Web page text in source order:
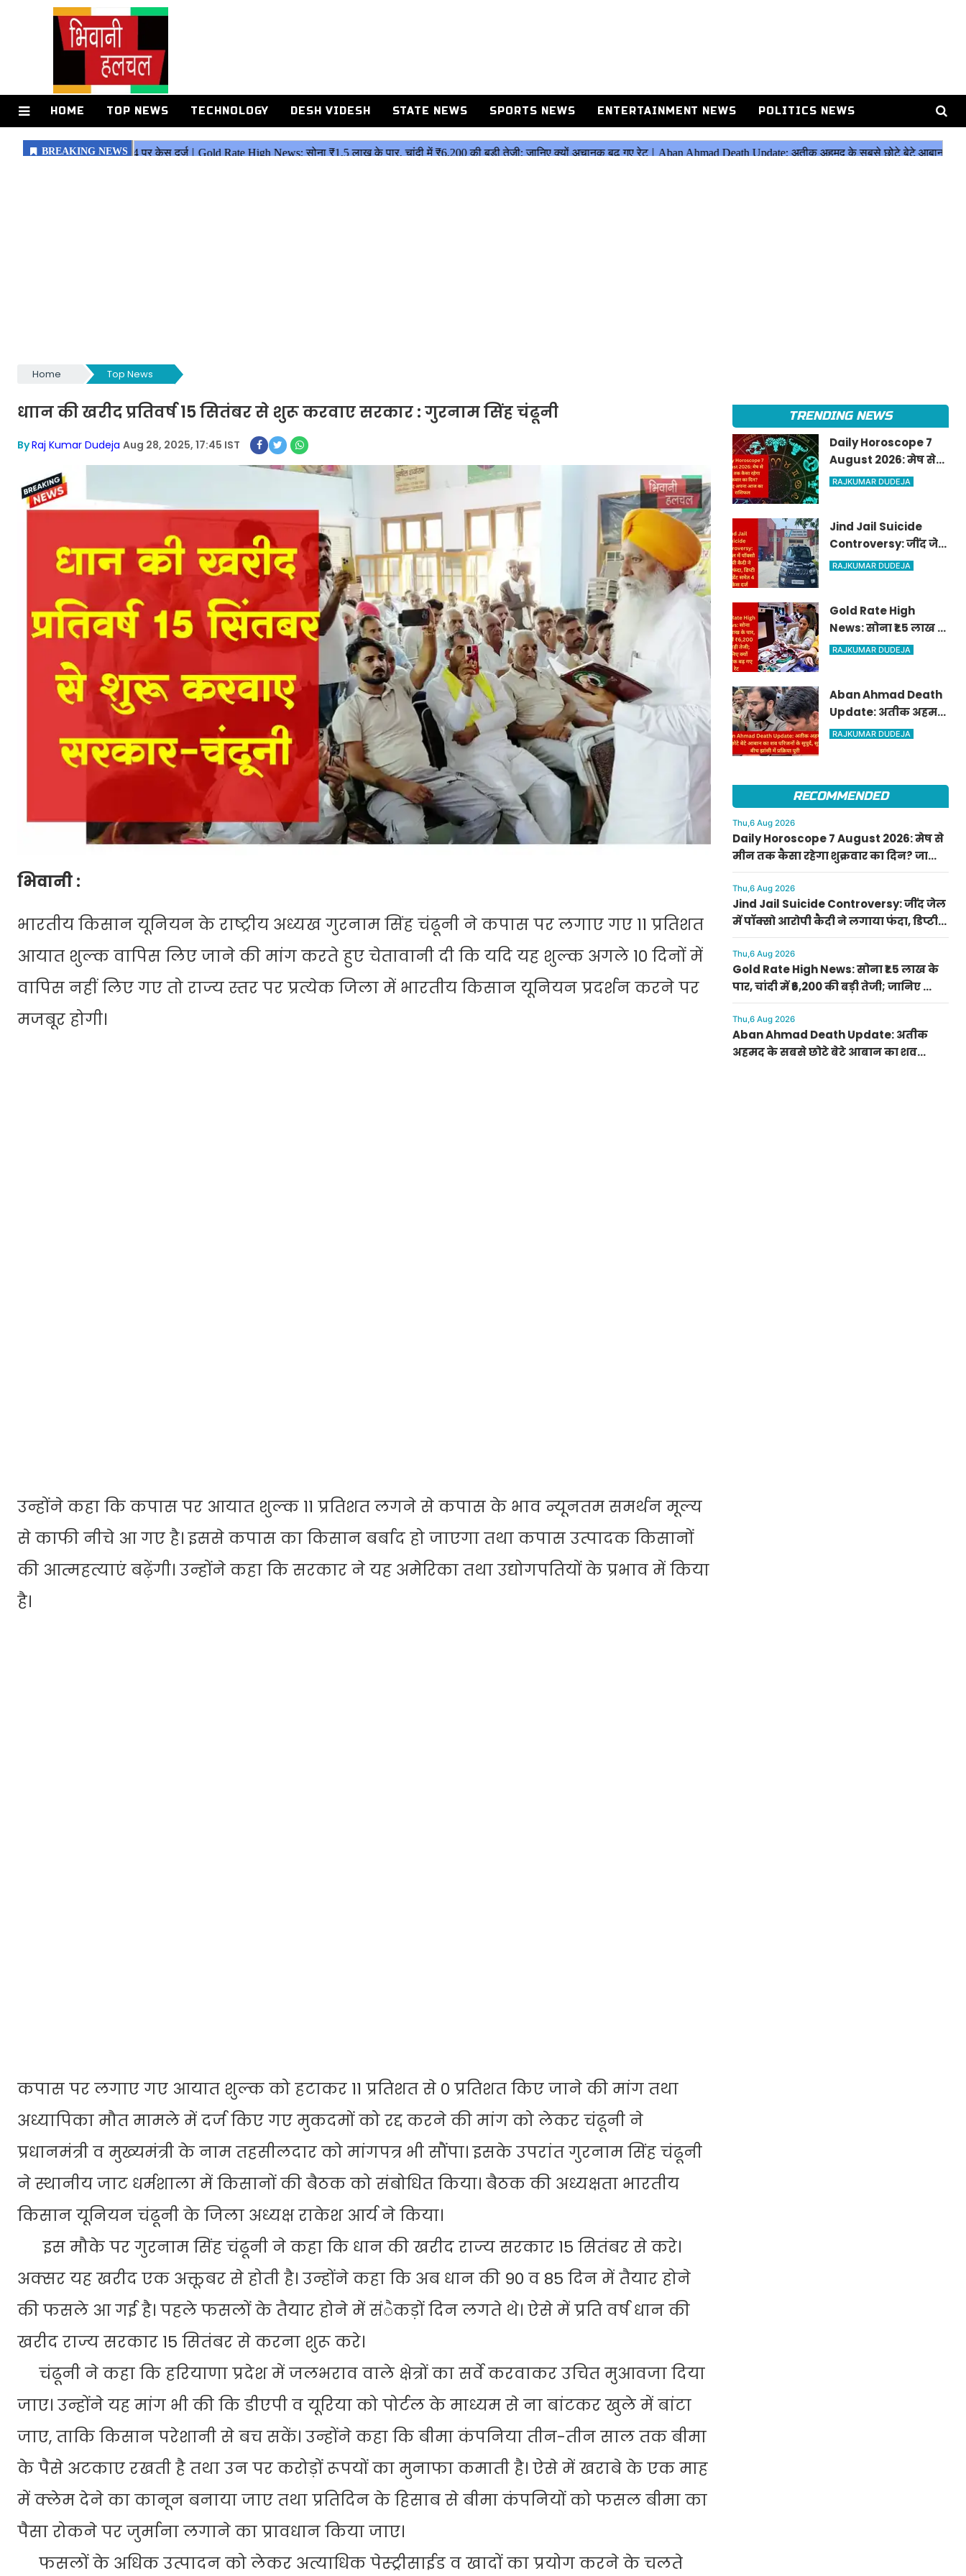
HOME TOP NEWS TECHNOLOGY DESH VIDESH STATE NEWS SPORTS NEWS ENTERTAINMENT NEWS POLITICS NEWS
Home Top News
धाान की खरीद प्रतिवर्ष 15 सितंबर से शुरू करवाए सरकार : गुरनाम सिंह चंढूनी
ByRaj Kumar Dudeja Aug 28, 2025, 17:45 IST
भिवानी :
भारतीय किसान यूनियन के राष्ट्रीय अध्यख गुरनाम सिंह चंढूनी ने कपास पर लगाए गए 11 प्रतिशत
आयात शुल्क वापिस लिए जाने की मांग करते हुए चेतावानी दी कि यदि यह शुल्क अगले 10 दिनों में
वापिस नहीं लिए गए तो राज्य स्तर पर प्रत्येक जिला में भारतीय किसान यूनियन प्रदर्शन करने पर
मजबूर होगी।
उन्होंने कहा कि कपास पर आयात शुल्क 11 प्रतिशत लगने से कपास के भाव न्यूनतम समर्थन मूल्य
से काफी नीचे आ गए है। इससे कपास का किसान बर्बाद हो जाएगा तथा कपास उत्पादक किसानों
की आत्महत्याएं बढ़ेंगी। उन्होंने कहा कि सरकार ने यह अमेरिका तथा उद्योगपतियों के प्रभाव में किया
है।
कपास पर लगाए गए आयात शुल्क को हटाकर 11 प्रतिशत से 0 प्रतिशत किए जाने की मांग तथा
अध्यापिका मौत मामले में दर्ज किए गए मुकदमों को रद्द करने की मांग को लेकर चंढूनी ने
प्रधानमंत्री व मुख्यमंत्री के नाम तहसीलदार को मांगपत्र भी सौंपा। इसके उपरांत गुरनाम सिंह चंढूनी
ने स्थानीय जाट धर्मशाला में किसानों की बैठक को संबोधित किया। बैठक की अध्यक्षता भारतीय
किसान यूनियन चंढूनी के जिला अध्यक्ष राकेश आर्य ने किया।
इस मौके पर गुरनाम सिंह चंढूनी ने कहा कि धान की खरीद राज्य सरकार 15 सितंबर से करे।
अक्सर यह खरीद एक अक्तूबर से होती है। उन्होंने कहा कि अब धान की 90 व 85 दिन में तैयार होने
की फसले आ गई है। पहले फसलों के तैयार होने में संैकड़ों दिन लगते थे। ऐसे में प्रति वर्ष धान की
खरीद राज्य सरकार 15 सितंबर से करना शुरू करे।
चंढूनी ने कहा कि हरियाणा प्रदेश में जलभराव वाले क्षेत्रों का सर्वे करवाकर उचित मुआवजा दिया
जाए। उन्होंने यह मांग भी की कि डीएपी व यूरिया को पोर्टल के माध्यम से ना बांटकर खुले में बांटा
जाए, ताकि किसान परेशानी से बच सकें। उन्होंने कहा कि बीमा कंपनिया तीन-तीन साल तक बीमा
के पैसे अटकाए रखती है तथा उन पर करोड़ों रूपयों का मुनाफा कमाती है। ऐसे में खराबे के एक माह
में क्लेम देने का कानून बनाया जाए तथा प्रतिदिन के हिसाब से बीमा कंपनियों को फसल बीमा का
पैसा रोकने पर जुर्माना लगाने का प्रावधान किया जाए।
फसलों के अधिक उत्पादन को लेकर अत्याधिक पेस्ट्रीसाईड व खादों का प्रयोग करने के चलते
TRENDING NEWS
Daily Horoscope 7
August 2026: मेष से
मीन तक कैसा रहेगा
RAJKUMAR DUDEJA
Jind Jail Suicide
Controversy: जींद जेल
में पॉक्सो आरोपी कैदी ने
केस दर्ज
RAJKUMAR DUDEJA
Gold Rate High
News: सोना ₹1.5 लाख के
पार, चांदी में ₹6,200 की
RAJKUMAR DUDEJA
Aban Ahmad Death
Update: अतीक अहमद
के सबसे छोटे बेटे आबान
RAJKUMAR DUDEJA
RECOMMENDED
Thu,6 Aug 2026
Daily Horoscope 7 August 2026: मेष से
मीन तक कैसा रहेगा शुक्रवार का दिन? जानिए
अपना आज का राशिफल
Thu,6 Aug 2026
Jind Jail Suicide Controversy: जींद जेल
में पॉक्सो आरोपी कैदी ने लगाया फंदा, डिप्टी
सुपरिंटेंडेंट समेत 4 पर केस दर्ज
Thu,6 Aug 2026
Gold Rate High News: सोना ₹1.5 लाख के
पार, चांदी में ₹6,200 की बड़ी तेजी; जानिए क्यों
अचानक बढ़ गए रेट
Thu,6 Aug 2026
Aban Ahmad Death Update: अतीक
अहमद के सबसे छोटे बेटे आबान का शव